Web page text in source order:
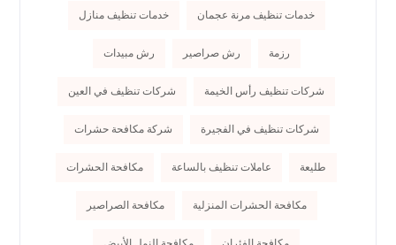
خدمات تنظيف مرنة عجمان خدمات تنظيف منازل
رزمة رش صراصير رش مبيدات
شركات تنظيف رأس الخيمة شركات تنظيف في العين
شركات تنظيف في الفجيرة شركة مكافحة حشرات
طليعة عاملات تنظيف بالساعة مكافحة الحشرات
مكافحة الحشرات المنزلية مكافحة الصراصير